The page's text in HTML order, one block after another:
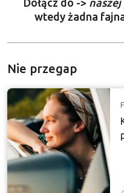
wtedy żadna
Nie przegap